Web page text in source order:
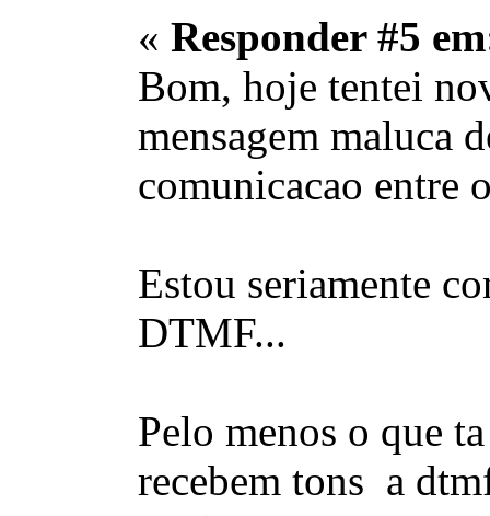
« Responder #5
Bom, hoje tentei
mensagem maluca
comunicacao entre
Estou seriamente
DTMF...
Pelo menos o que
recebem tons a